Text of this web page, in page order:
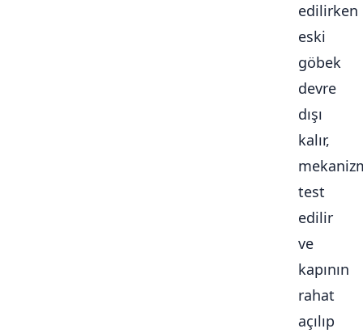
edilirken
eski
göbek
devre
dışı
kalır,
test
edilir
ve
kapının
rahat
açılıp